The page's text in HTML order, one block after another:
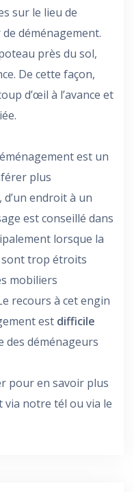
sur le lieu de
déménagement.
près du sol,
De cette façon,
d’œil à l’avance et
est un
plus
endroit à un
est conseillé dans
lorsque la
sont trop étroits
mobiliers
recours à cet engin
est difficile
des déménageurs
pour en savoir plus
notre tél ou via le